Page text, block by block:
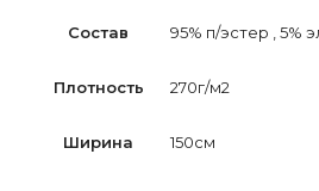
Состав 95% п/эстер 5%
Плотность 270г/м2
Ширина 150см